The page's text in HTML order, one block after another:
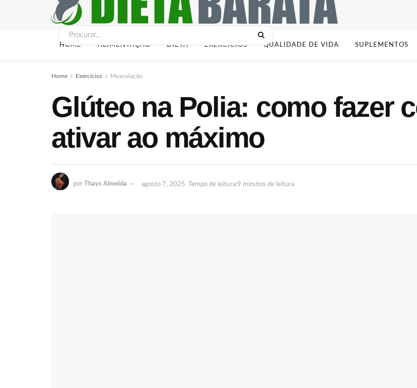
HOME ALIMENTAÇÃO DIETA EXERCÍCIOS QUALIDADE DE VIDA SUPLEMENTOS
Home Exercícios Musculação
Glúteo na Polia: como fazer
ativar ao máximo
por Thays Almeida agosto 7, 2025 Tempo de leitura:9 minutos de leitura